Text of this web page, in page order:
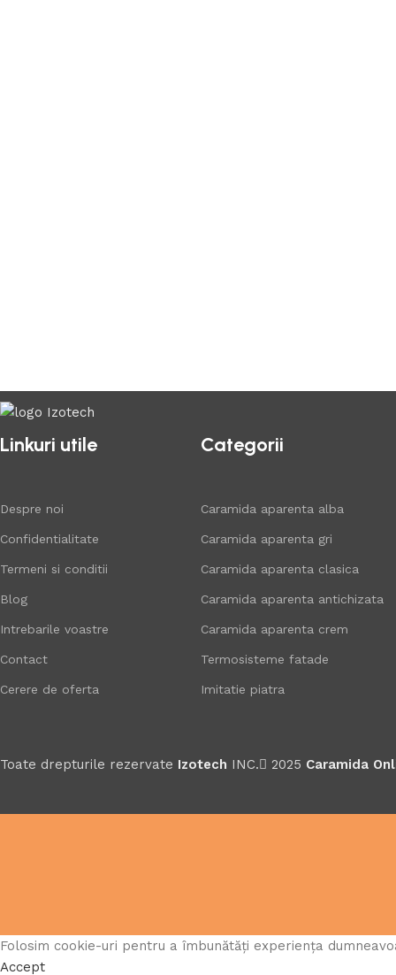
Linkuri utile
Despre noi
Confidentialitate
Termeni si conditii
Blog
Intrebarile voastre
Contact
Cerere de oferta
Categorii
Caramida aparenta alba
Caramida aparenta gri
Caramida aparenta clasica
Caramida aparenta antichizata
Caramida aparenta crem
Termosisteme fatade
Imitatie piatra
Toate drepturile rezervate Izotech INC. 2025 Caramida
Folosim cookie-uri pentru a îmbunătăți experiența
Accept